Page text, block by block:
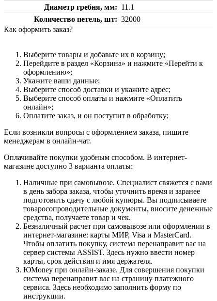
Диаметр гребня, мм
11.1
Количество петель, шт
32000
Как оформить заказ?
Выберите товары и добавьте их в корзину;
Перейдите в раздел «Корзина» и нажмите «Перейти к
оформлению»;
Укажите ваши данные;
Выберите способ доставки и укажите адрес;
Выберите способ оплаты и нажмите «Оплатить
онлайн»;
Оплатите заказ, и он поступит в обработку;
Если возникли вопросы с оформлением заказа, пишите
менеджерам в онлайн-чат.
Оплачивайте покупки удобным способом. В интернет-
магазине доступно 3 варианта оплаты:
Наличные при самовывозе. Специалист свяжется с вами
в день забора заказа, чтобы уточнить время и заранее
подготовить сдачу с любой купюры. Вы подписываете
товаросопроводительные документы, вносите денежные
средства, получаете товар и чек.
Безналичный расчет при самовывозе или оформлении в
интернет-магазине: карты МИР, Visa и MasterCard.
Чтобы оплатить покупку, система перенаправит вас на
сервер системы ASSIST. Здесь нужно ввести номер
карты, срок действия и имя держателя.
ЮMoney при онлайн-заказе. Для совершения покупки
система перенаправит вас на страницу платежного
сервиса. Здесь необходимо заполнить форму по
инструкции.